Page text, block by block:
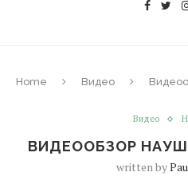
Home Видео
Видео
ВИДЕООБЗОР
written by